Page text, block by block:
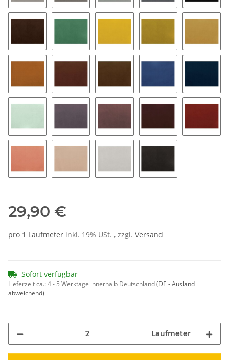
26 46 16 66 02
174 168 125 135 105
144 164 154 127 147
108 139 183 173
29,90 €
pro 1 Laufmeter inkl. 19% USt. , zzgl. Versand
Sofort verfügbar
Lieferzeit ca.:4 - 5 Werktage innerhalb Deutschland(DE - Ausland
abweichend)
Laufmeter